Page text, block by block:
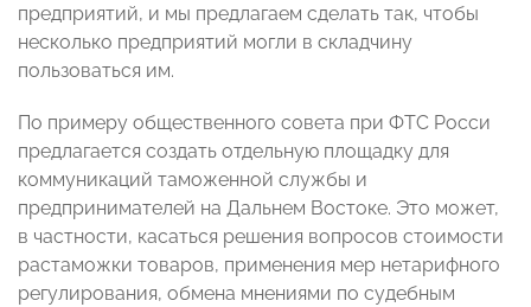
предприятий, и мы предлагаем сделать так, чтобы
несколько предприятий могли в складчину
пользоваться им.
По примеру общественного совета при ФТС Росси
предлагается создать отдельную площадку для
коммуникаций таможенной службы и
предпринимателей на Дальнем Востоке. Это может,
в частности, касаться решения вопросов стоимости
растаможки товаров, применения мер нетарифного
регулирования, обмена мнениями по судебным